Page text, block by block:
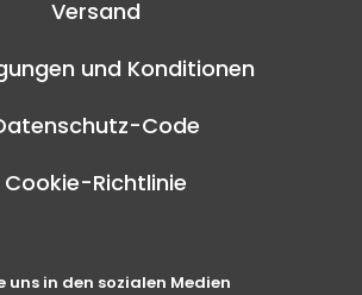
Versand
und Konditionen
Code
Cookie-Richtlinie
uns in den sozialen Medien